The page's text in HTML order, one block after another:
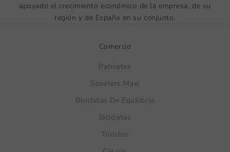
apoyado el crecimiento económico de la empresa, de su
región y de España en su conjunto.
Comercio
Patinetes
Scooters Maxi
Bicicletas De Equilibrio
Bicicletas
Triciclos